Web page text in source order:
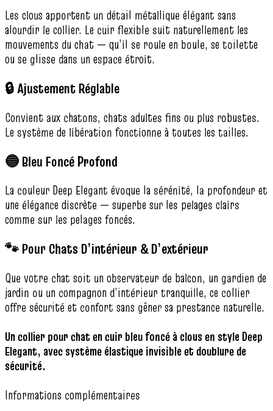
Les clous apportent un détail métallique élégant sans
alourdir le collier. Le cuir flexible suit naturellement les
mouvements du chat — qu’il se roule en boule, se toilette
ou se glisse dans un espace étroit.
🔒 Ajustement Réglable
Convient aux chatons, chats adultes fins ou plus robustes.
Le système de libération fonctionne à toutes les tailles.
🔵 Bleu Foncé Profond
La couleur Deep Elegant évoque la sérénité, la profondeur et
une élégance discrète — superbe sur les pelages clairs
comme sur les pelages foncés.
🐾 Pour Chats D’intérieur & D’extérieur
Que votre chat soit un observateur de balcon, un gardien de
jardin ou un compagnon d’intérieur tranquille, ce collier
offre sécurité et confort sans gêner sa prestance naturelle.
Un collier pour chat en cuir bleu foncé à clous en style Deep
Elegant, avec système élastique invisible et doublure de
sécurité.
Informations complémentaires